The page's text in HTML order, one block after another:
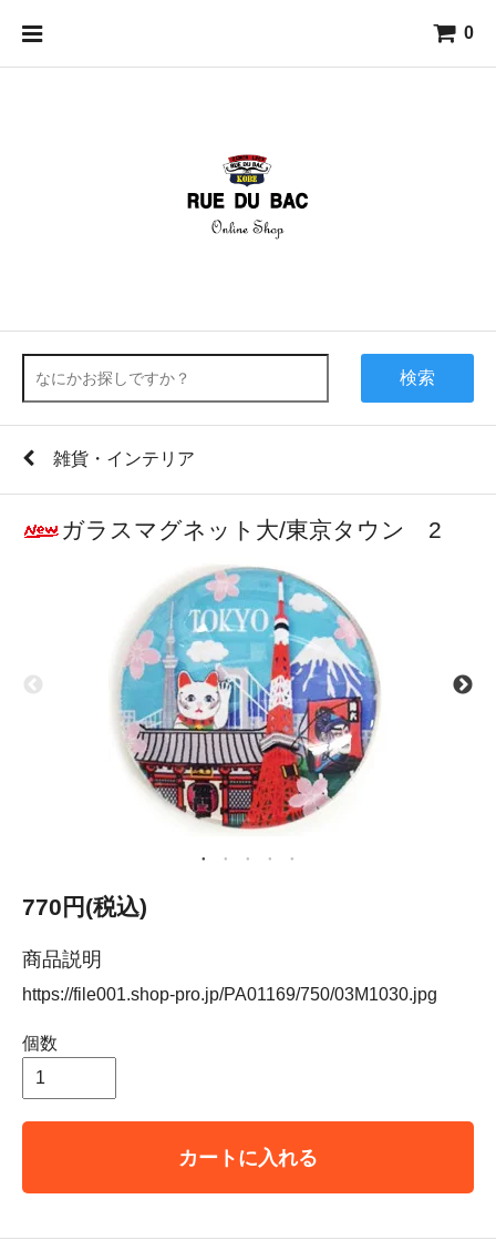
0
検索
雑貨・インテリア
ガラスマグネット大/東京タウン 2
770円(税込)
商品説明
https://file001.shop-pro.jp/PA01169/750/03M1030.jpg
個数
カートに入れる